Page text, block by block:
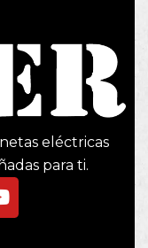
eléctricas
para ti.